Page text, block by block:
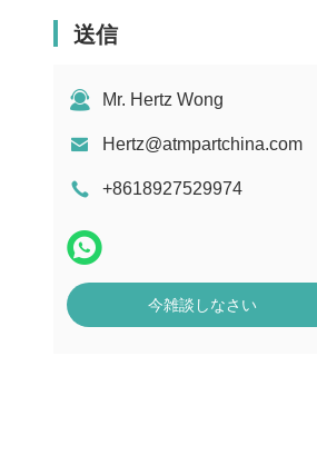
紙幣数える機械
ビル カウンターパ
ーツ
MEI 紙幣受入部品
POS端末
送信
Mr. Hertz Wong
Hertz@atmpartchina.com
+8618927529974
今雑談しなさい